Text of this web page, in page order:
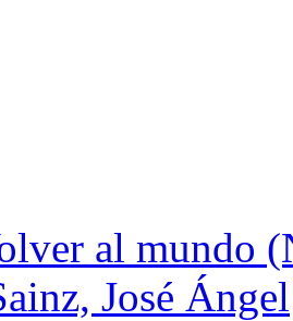
al mundo
José Ángel